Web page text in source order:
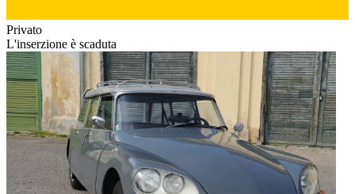
Privato
L'inserzione è scaduta